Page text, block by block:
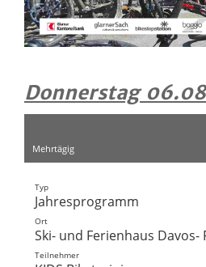
Donnerstag
Mehrtägig
Typ
Jahresprogramm
Ort
Ski- und Ferienhaus Davos-
Teilnehmer